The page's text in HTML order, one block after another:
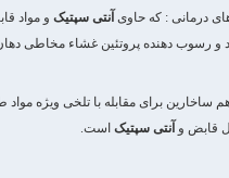
درمانی : که حاوی آنتی سپتیک و مواد
و رسوب دهنده پروتئین غشاء مخاطی
ساخارین برای مقابله با تلخی ویژه مواد
قابض و آنتی سپتیک است.